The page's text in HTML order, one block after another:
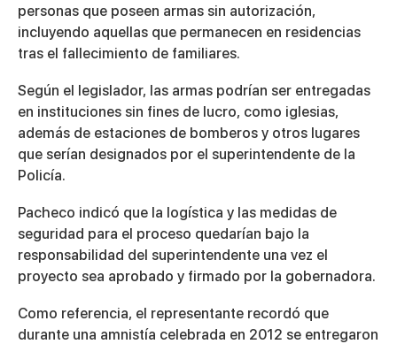
personas que poseen armas sin autorización,
incluyendo aquellas que permanecen en residencias
tras el fallecimiento de familiares.
Según el legislador, las armas podrían ser entregadas
en instituciones sin fines de lucro, como iglesias,
además de estaciones de bomberos y otros lugares
que serían designados por el superintendente de la
Policía.
Pacheco indicó que la logística y las medidas de
seguridad para el proceso quedarían bajo la
responsabilidad del superintendente una vez el
proyecto sea aprobado y firmado por la gobernadora.
Como referencia, el representante recordó que
durante una amnistía celebrada en 2012 se entregaron